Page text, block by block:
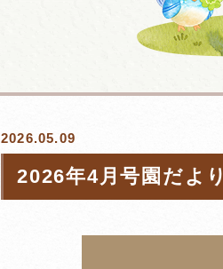
2026.05.09
2026年4月号園だより